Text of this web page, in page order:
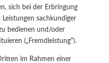
sich bei der Erbringung
sachkundiger
bedienen und/oder
(„Fremdleistung“).
im Rahmen einer